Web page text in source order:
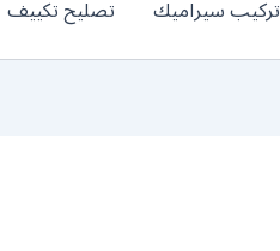
تركيب سيراميك تصليح تكييف